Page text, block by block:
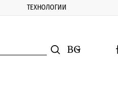
ТЕХНОЛОГИИ
Смяна на